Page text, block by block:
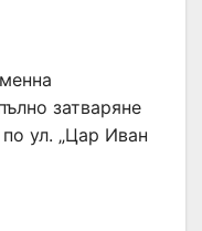
затваряне
ул. „Цар Иван